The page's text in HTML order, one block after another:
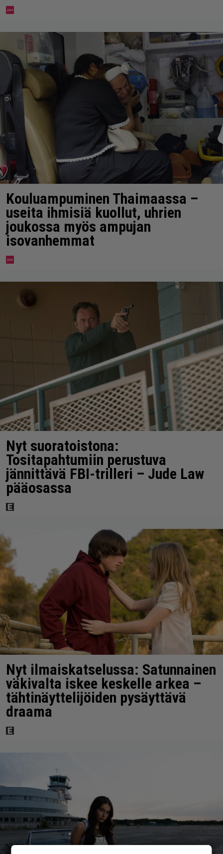
Kouluampuminen Thaimaassa –
useita ihmisiä kuollut, uhrien
joukossa myös ampujan
isovanhemmat
Nyt suoratoistona:
Tositapahtumiin perustuva
jännittävä FBI-trilleri – Jude Law
pääosassa
Nyt ilmaiskatselussa: Satunnainen
väkivalta iskee keskelle arkea –
tähtinäyttelijöiden pysäyttävä
draama